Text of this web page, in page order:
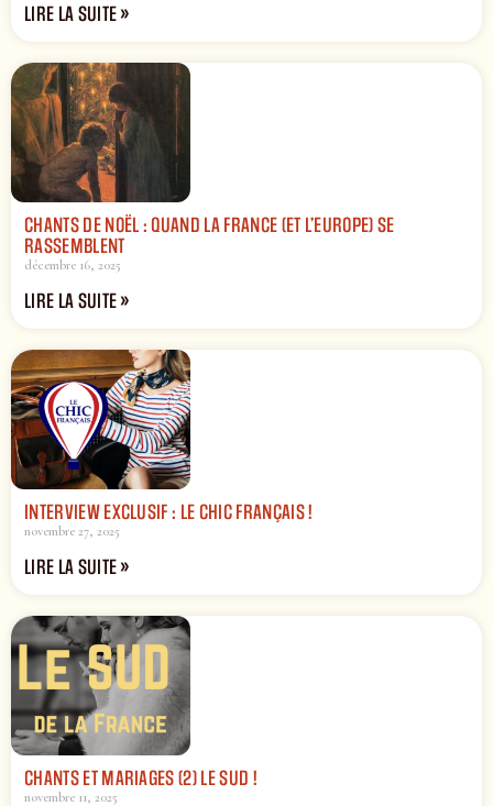
LIRE LA SUITE »
CHANTS DE NOËL : QUAND LA FRANCE (ET L’EUROPE) SE
RASSEMBLENT
décembre 16, 2025
LIRE LA SUITE »
INTERVIEW EXCLUSIF : LE CHIC FRANÇAIS !
novembre 27, 2025
LIRE LA SUITE »
CHANTS ET MARIAGES (2) LE SUD !
novembre 11, 2025